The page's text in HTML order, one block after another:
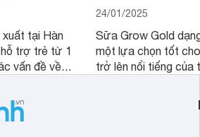
tại Hàn
trợ trẻ từ 1
vấn đề về
từ thương
Quốc, với
với người
24/01/2025
Sữa Grow Gold
một lựa chọn tốt
trở lên nổi tiếng của
Malaysia. Với thành
đầy đủ và hương vị